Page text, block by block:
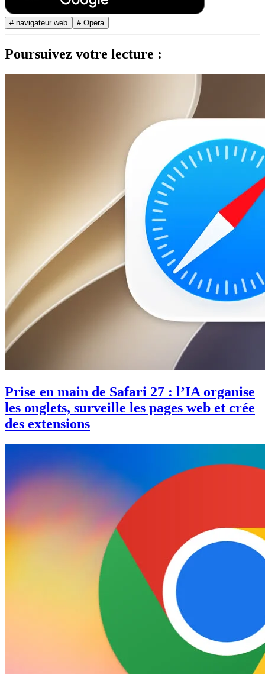
# navigateur web # Opera
Poursuivez votre lecture :
Prise en main de Safari 27 : l’IA organise
les onglets, surveille les pages web et crée
des extensions